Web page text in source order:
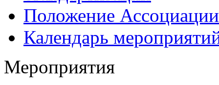
Положение
Календарь
Мероприятия